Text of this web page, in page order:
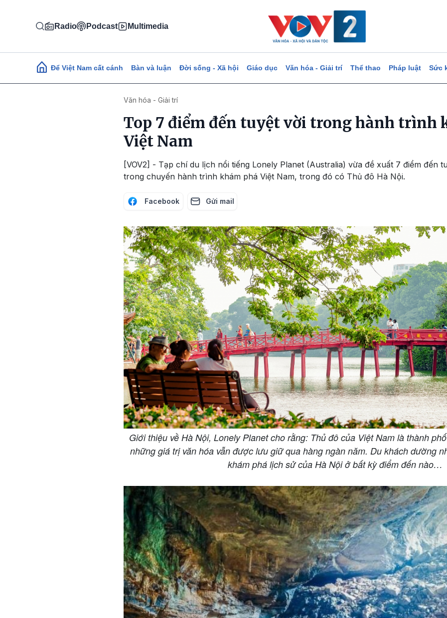
Radio Podcast Multimedia
Main navigation
Để Việt Nam cất cánh Bàn và luận Đời sống - Xã hội Giáo dục Văn hóa - Giải trí Thể thao Pháp luật Sức
Văn hóa - Giải trí
Top 7 điểm đến tuyệt vời trong hành trình
Việt Nam
[VOV2] - Tạp chí du lịch nổi tiếng Lonely Planet (Australia) vừa đề xuất 7 điểm đến
trong chuyến hành trình khám phá Việt Nam, trong đó có Thủ đô Hà Nội.
Facebook Gửi mail
Giới thiệu về Hà Nội, Lonely Planet cho rằng: Thủ đô của Việt Nam là thành
những giá trị văn hóa vẫn được lưu giữ qua hàng ngàn năm. Du khách dường
khám phá lịch sử của Hà Nội ở bất kỳ điểm đến nào…